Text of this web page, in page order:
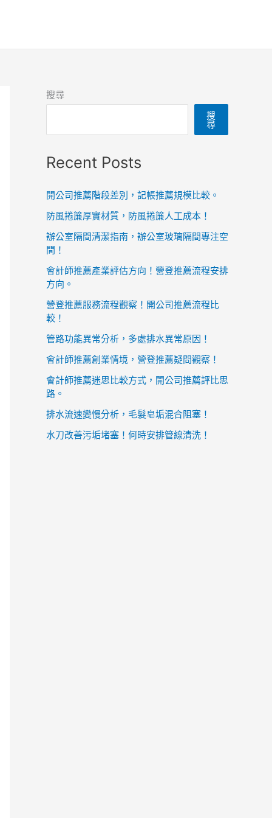
搜尋
搜
尋
Recent Posts
開公司推薦階段差別，記帳推薦規模比較。
防風捲簾厚實材質，防風捲簾人工成本！
辦公室隔間清潔指南，辦公室玻璃隔間專注空
間！
會計師推薦產業評估方向！營登推薦流程安排
方向。
營登推薦服務流程觀察！開公司推薦流程比
較！
管路功能異常分析，多處排水異常原因！
會計師推薦創業情境，營登推薦疑問觀察！
會計師推薦迷思比較方式，開公司推薦評比思
路。
排水流速變慢分析，毛髮皂垢混合阻塞！
水刀改善污垢堵塞！何時安排管線清洗！